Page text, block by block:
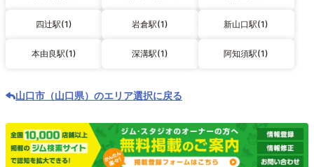
四辻駅(1) 岩倉駅(1) 新山口駅(1)
本由良駅(1) 深溝駅(1) 阿知須駅(1)
山口市（山口県）のエリア選択に戻る